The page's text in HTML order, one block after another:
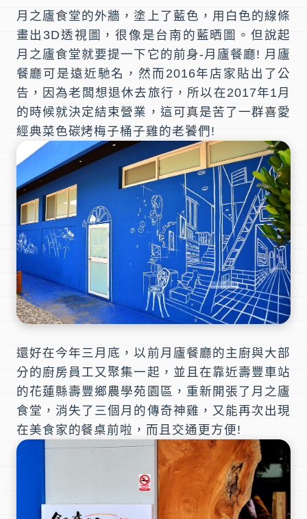
月之廬食堂的外牆，塗上了藍色，用白色的線條
畫出3D透視圖，很像是台南的 藍晒圖 。但說起
月之廬食堂就要提一下它的前身-月廬餐廳! 月廬
餐廳 可是遠近馳名，然而2016年店家貼出了公
告，因為老闆想退休去旅行，所以在2017年1月
的時候就決定結束營業，這可真是苦了一群喜愛
經典菜色碳烤梅子桶子雞的老饕們!
還好在今年三月底，以前月廬餐廳的主廚與大部
分的廚房員工又聚集一起，並且在靠近壽豐車站
的花蓮縣壽豐鄉農學苑園區 ，重新開張了 月之廬
食堂 ，消失了三個月的傳奇神雞，又能再次出現
在美食家的餐桌前啦，而且交通更方便!